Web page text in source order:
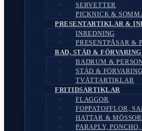
SERVETTER
PICKNICK &
PRESENTARTIKLAR &
INREDNING
PRESENTPÅSAR &
BAD, STÄD & FÖRVARING
BADRUM &
STÄD &
TVÄTTARTIKLAR
FRITIDSARTIKLAR
FLAGGOR
FOPPATOFFLOR,
HATTAR & MÖSSOR
PARAPLY,